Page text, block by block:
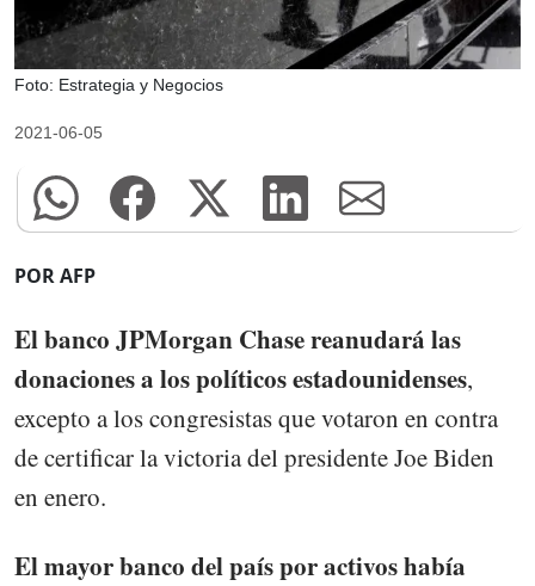
Foto: Estrategia y Negocios
2021-06-05
POR AFP
El banco JPMorgan Chase reanudará las
donaciones a los políticos estadounidenses,
excepto a los congresistas que votaron en contra
de certificar la victoria del presidente Joe Biden
en enero.
El mayor banco del país por activos había